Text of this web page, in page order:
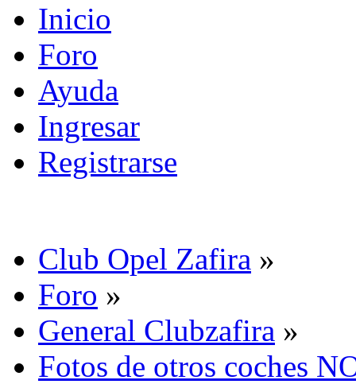
Inicio
Foro
Ayuda
Ingresar
Registrarse
Club Opel Zafira »
Foro »
General Clubzafira »
Fotos de otros coches